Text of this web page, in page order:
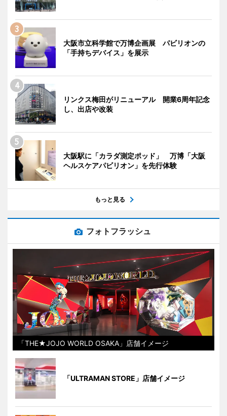
大阪市立科学館で万博企画展 パビリオンの
「手持ちデバイス」を展示
リンクス梅田がリニューアル 開業6周年記念
し、出店や改装
大阪駅に「カラダ測定ポッド」 万博「大阪
ヘルスケアパビリオン」を先行体験
もっと見る
フォトフラッシュ
「THE★JOJO WORLD OSAKA」店舗イメージ
「ULTRAMAN STORE」店舗イメージ